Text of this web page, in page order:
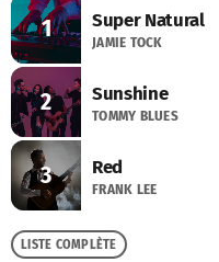
1 Super Natural
JAMIE TOCK
2 Sunshine
TOMMY BLUES
3 Red
FRANK LEE
LISTE COMPLÈTE